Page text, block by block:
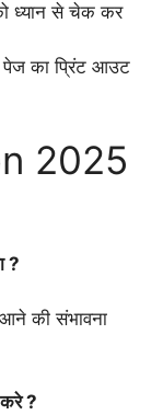
ध्यान से चेक कर
पेज का प्रिंट आउट
2025
?
की संभावना
करे ?